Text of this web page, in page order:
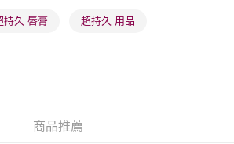
並不會安排重寄
並不會安排重寄
持久 唇膏 超持久 用品
商品推薦